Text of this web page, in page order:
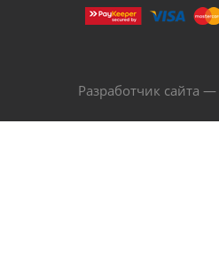
Разработчик сайта —